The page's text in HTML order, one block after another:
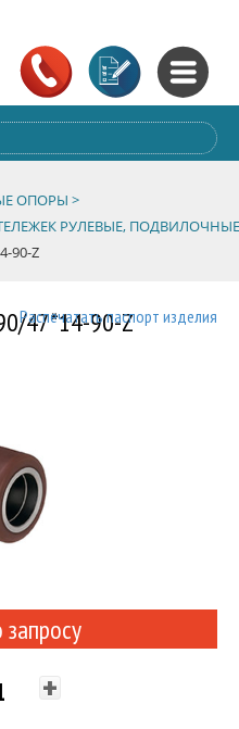
ОПОРЫ >
РУЛЕВЫЕ,
90-Z
47*14-90-Z
Распечатать паспорт изделия
+